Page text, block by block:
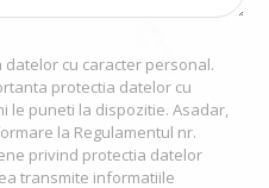
cu caracter personal.
protectia datelor cu
le puneti la dispozitie. Asadar,
la Regulamentul nr.
privind protectia datelor
transmite informatiile